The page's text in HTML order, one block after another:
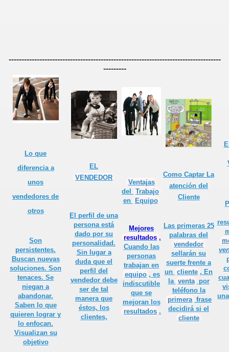
-----------------------------------------------------------------------------------
---------
Lo que
diferencia a
unos
vendedores de
otros
Son
persistentes.
Buscan nuevas
soluciones. Son
tenaces. Se
niegan a
abandonar.
Saben lo que
quieren lograr y
lo enfocan.
Visualizan su
objetivo
EL
VENDEDOR
El perfil de una
persona está
dado por su
personalidad.
Sin lugar a
duda que el
perfil del
vendedor debe
ser de tal
manera que
éstos, los
clientes,
Ventajas
del
Trabajo
en
Equipo
Mejores
resultados .
Cuando las
personas
trabajan en
equipo , es
indiscutible
que se
mejoran los
resultados .
Como Captar La
atención del
Cliente
Las primeras 25
palabras del
vendedor
sellarán su
suerte frente a
un cliente . En
la venta por
teléfono la
primera frase
decidirá si el
cliente
y saber escuchar
vendedor
estar en la oficina y en el trabajo.